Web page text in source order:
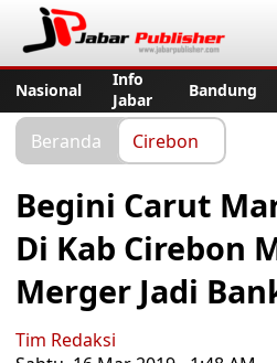
Nasional
Info
Jabar
Bandung
Beranda Cirebon
Begini Carut
Di Kab Cirebon
Merger Jadi
Tim Redaksi